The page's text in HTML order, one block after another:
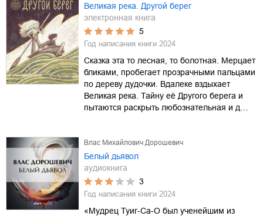
Великая река. Другой берег
электронная книга
5
Год написания книги 2024
Сказка эта то лесная, то болотная. Мерцает
бликами, пробегает прозрачными пальцами
по дереву дудочки. Вдалеке вздыхает
Великая река. Тайну её Другого берега и
пытаются раскрыть любознательная и д…
Влас Михайлович Дорошевич
Белый дьявол
аудиокнига
3
Год написания книги 2024
«Мудрец Туиг-Са-О был ученейшим из